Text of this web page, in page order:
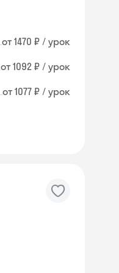
от 1470 ₽ / урок
от 1092 ₽ / урок
от 1077 ₽ / урок